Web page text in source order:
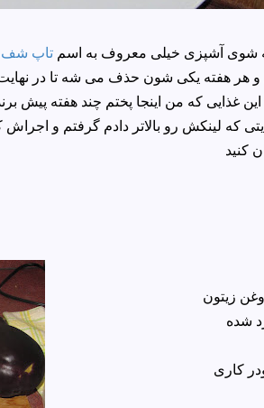
شوی آشپزی خیلی معروف به اسم تاپ شف
هر هفته یکی شون حذف می شه تا در نهایت
غذایی که من اینجا پختم چند هفته پیش
که لینکش رو بالاتر دادم گرفتم و
کنید
شده